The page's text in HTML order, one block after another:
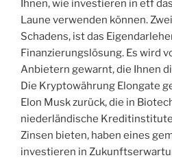
Ihnen, wie investieren in etf
Laune verwenden können.
Schadens, ist das
Finanzierungslösung. Es wird
Anbietern gewarnt, die Ihnen
Die Kryptowährung Elongate
Elon Musk zurück, die in
niederländische
Zinsen bieten, haben eines
investieren in